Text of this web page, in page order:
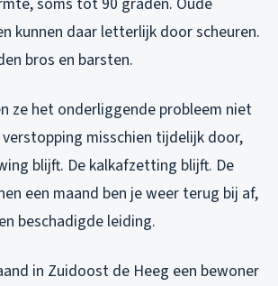
kunnen daar letterlijk door scheuren.
bros en barsten.
ze het onderliggende probleem niet
misschien tijdelijk door,
blijft. De kalkafzetting blijft. De
een maand ben je weer terug bij af,
beschadigde leiding.
in Zuidoost de Heeg een bewoner